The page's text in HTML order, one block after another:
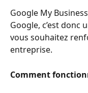
Google My
Google, c’est
vous souhaitez
entreprise.
Comment